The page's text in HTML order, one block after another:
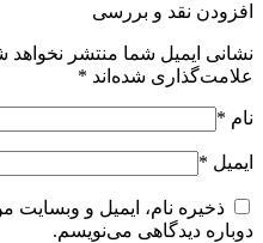
افزودن نقد و بررسی
نشانی ایمیل شما منتشر نخواهد
علامت‌گذاری شده‌اند *
نام *
ایمیل *
ذخیره نام، ایمیل و وبسایت
دوباره دیدگاهی می‌نویسم.